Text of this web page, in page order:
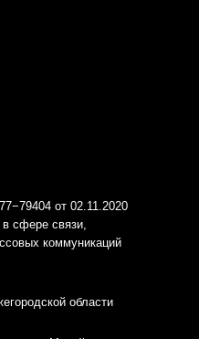
от 02.11.2020
сфере связи,
коммуникаций
области